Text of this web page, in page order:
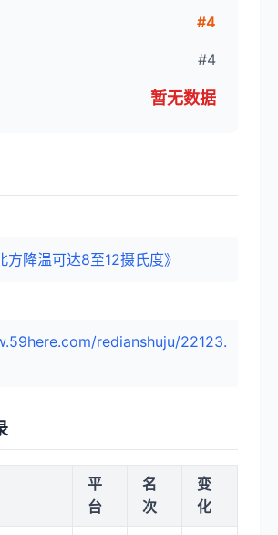
#4
#4
暂无数据
方降温可达8至12摄氏度》
redianshuju/22123.
平
台
名
次
变
化